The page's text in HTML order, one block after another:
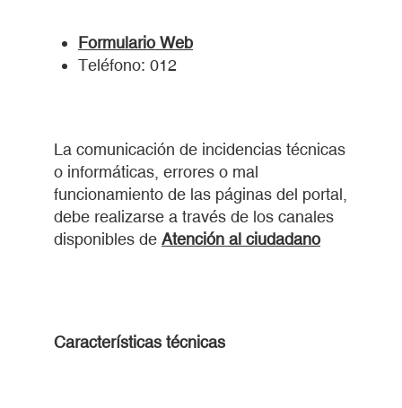
Formulario Web
Teléfono: 012
La comunicación de incidencias técnicas
o informáticas, errores o mal
funcionamiento de las páginas del portal,
debe realizarse a través de los canales
disponibles de Atención al ciudadano
Características técnicas